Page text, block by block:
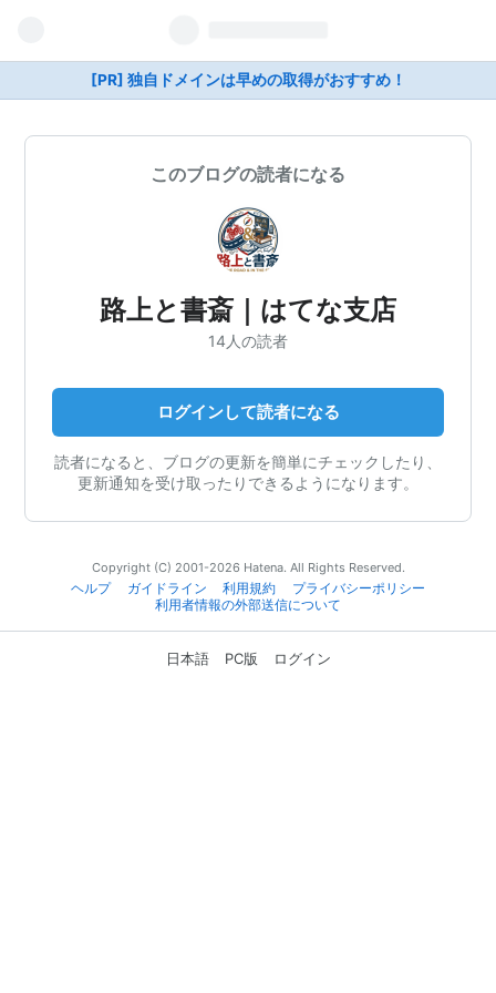
[PR] 独自ドメインは早めの取得がおすすめ！
このブログの読者になる
路上と書斎｜はてな支店
14人の読者
ログインして読者になる
読者になると、ブログの更新を簡単にチェックしたり、
更新通知を受け取ったりできるようになります。
Copyright (C) 2001-2026 Hatena. All Rights Reserved.
ヘルプ
ガイドライン 利用規約
プライバシーポリシー
利用者情報の外部送信について
日本語 PC版 ログイン